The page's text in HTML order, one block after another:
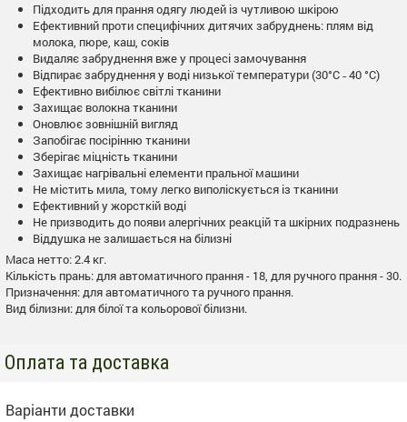
Підходить для прання одягу людей із чутливою шкірою
Ефективний проти специфічних дитячих забруднень: плям від
молока, пюре, каш, соків
Видаляє забруднення вже у процесі замочування
Відпирає забруднення у воді низької температури (30°С ˗ 40 °С)
Ефективно вибілює світлі тканини
Захищає волокна тканини
Оновлює зовнішній вигляд
Запобігає посірінню тканини
Зберігає міцність тканини
Захищає нагрівальні елементи пральної машини
Не містить мила, тому легко виполіскується із тканини
Ефективний у жорсткій воді
Не призводить до появи алергічних реакцій та шкірних подразнень
Віддушка не залишається на білизні
Маса нетто: 2.4 кг.
Кількість прань: для автоматичного прання - 18, для ручного прання - 30.
Призначення: для автоматичного та ручного прання.
Вид білизни: для білої та кольорової білизни.
Оплата та доставка
Варіанти доставки